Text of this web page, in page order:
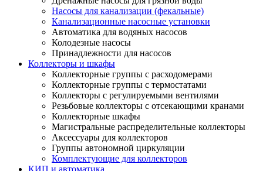
Насосы для канализации (фекальные)
Канализационные насосные установки
Автоматика для водяных насосов
Колодезные насосы
Принадлежности для насосов
Коллекторы и шкафы
Коллекторные группы с расходомерами
Коллекторные группы с термостатами
Коллекторы с регулируемыми вентилями
Резьбовые коллекторы с отсекающими кранами
Коллекторные шкафы
Магистральные распределительные коллекторы
Аксессуары для коллекторов
Группы автономной циркуляции
Комплектующие для коллекторов
КИП и автоматика